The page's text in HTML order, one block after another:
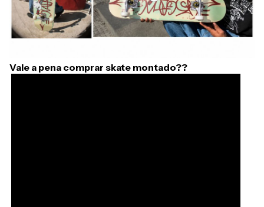
Vale a pena comprar skate montado??